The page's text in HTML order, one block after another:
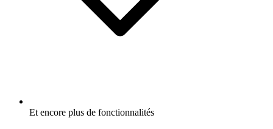
Et encore plus de fonctionnalités